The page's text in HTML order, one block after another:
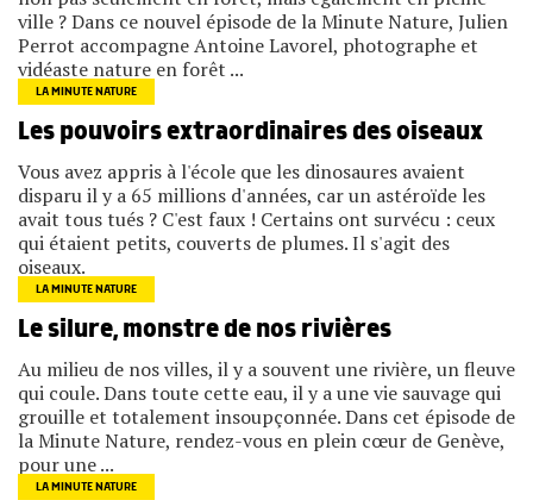
ville ? Dans ce nouvel épisode de la Minute Nature, Julien
Perrot accompagne Antoine Lavorel, photographe et
vidéaste nature en forêt ...
LA MINUTE NATURE
Les pouvoirs extraordinaires des oiseaux
Vous avez appris à l'école que les dinosaures avaient
disparu il y a 65 millions d'années, car un astéroïde les
avait tous tués ? C'est faux ! Certains ont survécu : ceux
qui étaient petits, couverts de plumes. Il s'agit des
oiseaux.
LA MINUTE NATURE
Le silure, monstre de nos rivières
Au milieu de nos villes, il y a souvent une rivière, un fleuve
qui coule. Dans toute cette eau, il y a une vie sauvage qui
grouille et totalement insoupçonnée. Dans cet épisode de
la Minute Nature, rendez-vous en plein cœur de Genève,
pour une ...
LA MINUTE NATURE